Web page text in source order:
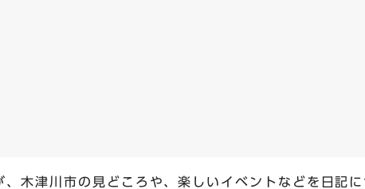
木津川市の見どころや、楽しいイベントなどを日記